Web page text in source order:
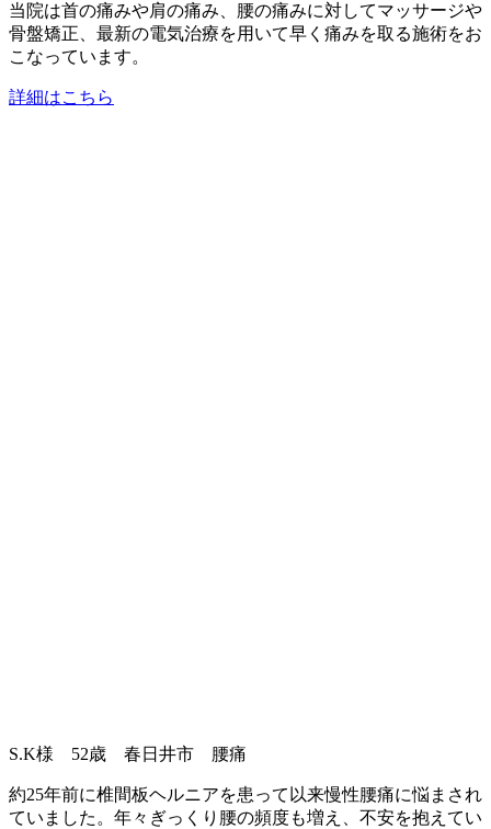
当院は首の痛みや肩の痛み、腰の痛みに対してマッサージや
骨盤矯正、最新の電気治療を用いて早く痛みを取る施術をお
こなっています。
詳細はこちら
S.K様 52歳 春日井市 腰痛
約25年前に椎間板ヘルニアを患って以来慢性腰痛に悩まされ
ていました。年々ぎっくり腰の頻度も増え、不安を抱えてい